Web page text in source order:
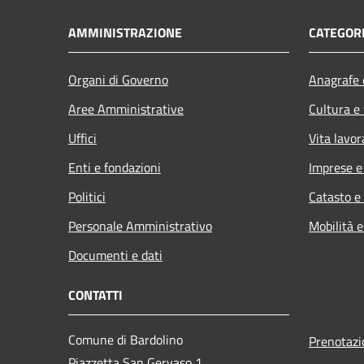
AMMINISTRAZIONE
Organi di Governo
Aree Amministrative
Uffici
Enti e fondazioni
Politici
Personale Amministrativo
Documenti e dati
Cultura
Vita
Imprese
Catasto
Mobilità
CONTATTI
Comune di Bardolino